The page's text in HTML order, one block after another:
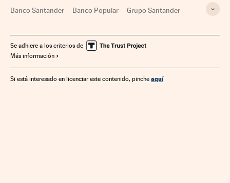
Banco Santander Banco Popular Grupo Santander
Caso Banco Popular
Se adhiere a los criterios de
Más información
Si está interesado en licenciar este contenido, pinche aquí